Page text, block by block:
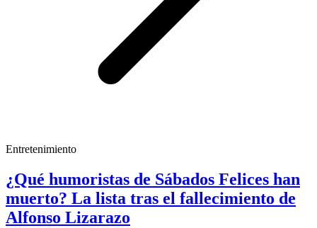
Entretenimiento
¿Qué humoristas de Sábados Felices han
muerto? La lista tras el fallecimiento de
Alfonso Lizarazo